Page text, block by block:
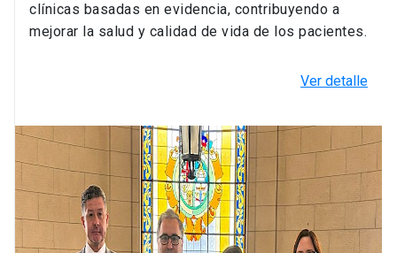
clínicas basadas en evidencia, contribuyendo a
mejorar la salud y calidad de vida de los pacientes.
Ver detalle